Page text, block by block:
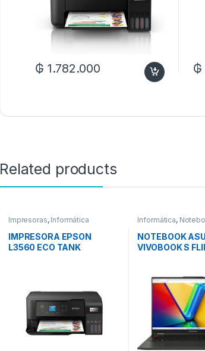
₲ 1.782.000 ₲
Related products
Impresoras, Informática
IMPRESORA EPSON
L3560 ECO TANK
Informática,
NOTEBOOK
VIVOBOOK S